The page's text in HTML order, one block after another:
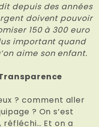
depuis des années
doivent pouvoir
150 à 300 euro
important quand
aime son enfant.
? comment aller
? On s’est
Et on a